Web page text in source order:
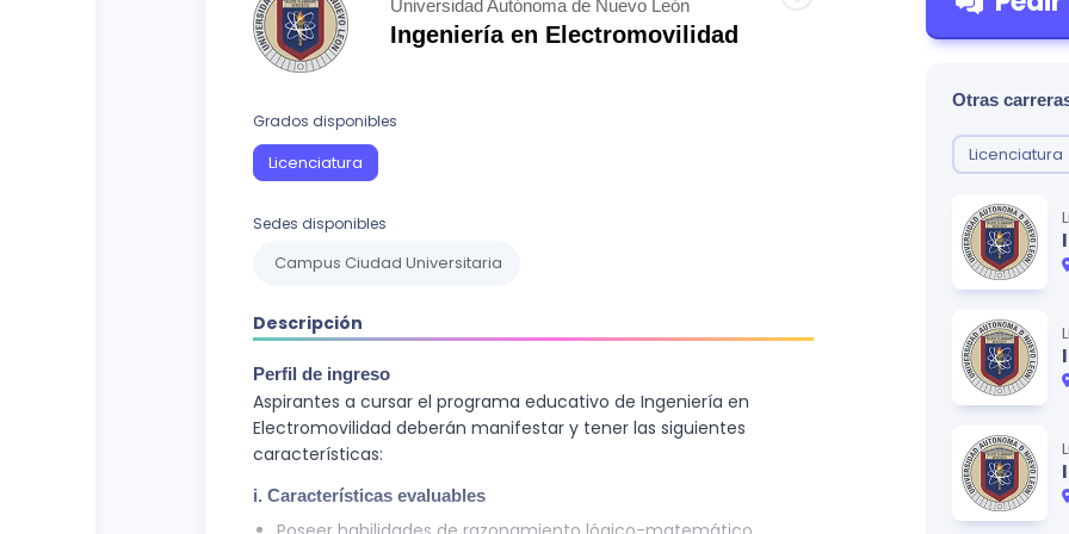
Ingenierías y Arquitectura
Universidad Autónoma de Nuevo León
Ingeniería en Electromovilidad
Grados disponibles
Licenciatura
Sedes disponibles
Campus Ciudad Universitaria
Descripción
Perfil de ingreso
Aspirantes a cursar el programa educativo de Ingeniería en
Electromovilidad deberán manifestar y tener las siguientes
características:
i. Características evaluables
Otras
Licenciatura